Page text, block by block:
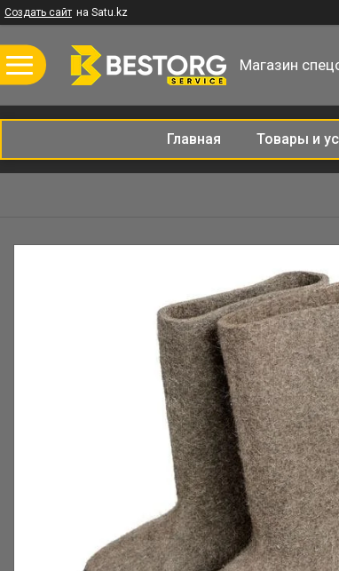
Создать сайт на Satu.kz
Магазин
Главная Товары и